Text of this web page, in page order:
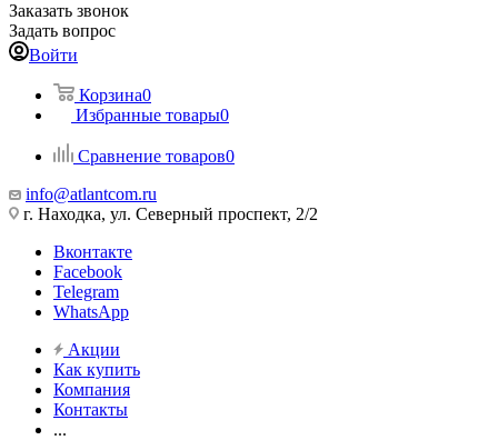
Заказать звонок
Задать вопрос
Войти
Корзина0
Избранные товары0
Сравнение товаров0
info@atlantcom.ru
г. Находка, ул. Северный проспект, 2/2
Вконтакте
Facebook
Telegram
WhatsApp
Акции
Как купить
Компания
Контакты
...